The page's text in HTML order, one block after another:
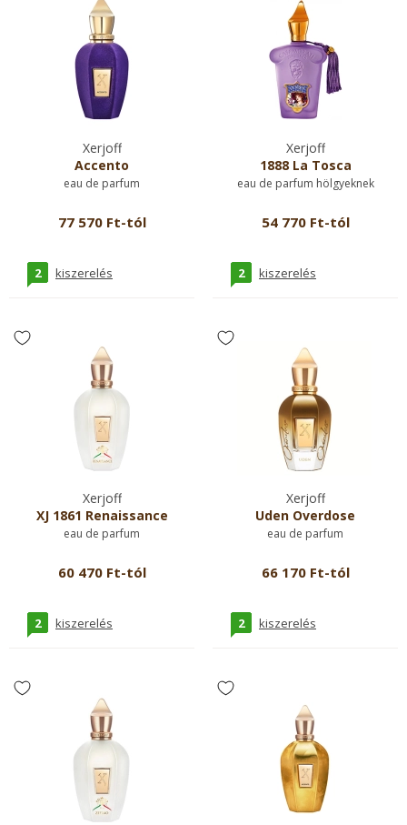
Xerjoff
Accento
eau de parfum
77 570 Ft-tól
2 kiszerelés
Xerjoff
1888 La Tosca
eau de parfum hölgyeknek
54 770 Ft-tól
2 kiszerelés
Xerjoff
XJ 1861 Renaissance
eau de parfum
60 470 Ft-tól
2 kiszerelés
Xerjoff
Uden Overdose
eau de parfum
66 170 Ft-tól
2 kiszerelés